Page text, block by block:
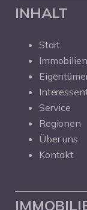
INHALT
Start
Immobilien
Service
Regionen
Über uns
Kontakt